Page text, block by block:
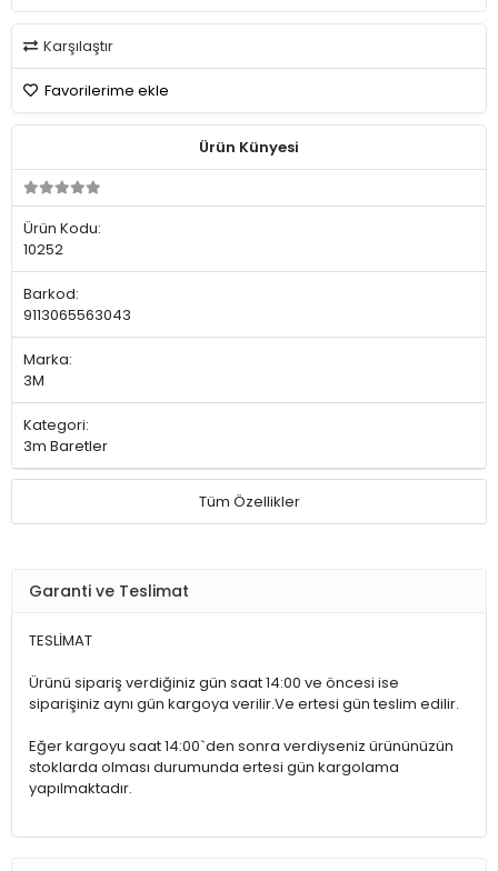
Karşılaştır
Favorilerime ekle
Ürün Künyesi
Ürün Kodu:
10252
Barkod:
9113065563043
Marka:
3M
Kategori:
3m Baretler
Tüm Özellikler
Garanti ve Teslimat
TESLİMAT
Ürünü sipariş verdiğiniz gün saat 14:00 ve öncesi ise
siparişiniz aynı gün kargoya verilir.Ve ertesi gün teslim edilir.
Eğer kargoyu saat 14:00`den sonra verdiyseniz ürününüzün
stoklarda olması durumunda ertesi gün kargolama
yapılmaktadır.